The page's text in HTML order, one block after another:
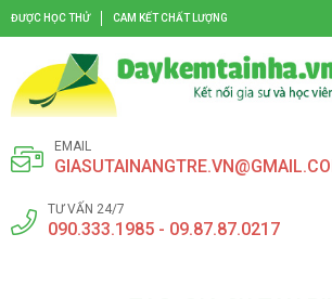
ĐƯỢC HỌC THỬ CAM KẾT CHẤT LƯỢNG
EMAIL
TƯ VẤN 24/7
090.333.1985 - 09.87.87.0217